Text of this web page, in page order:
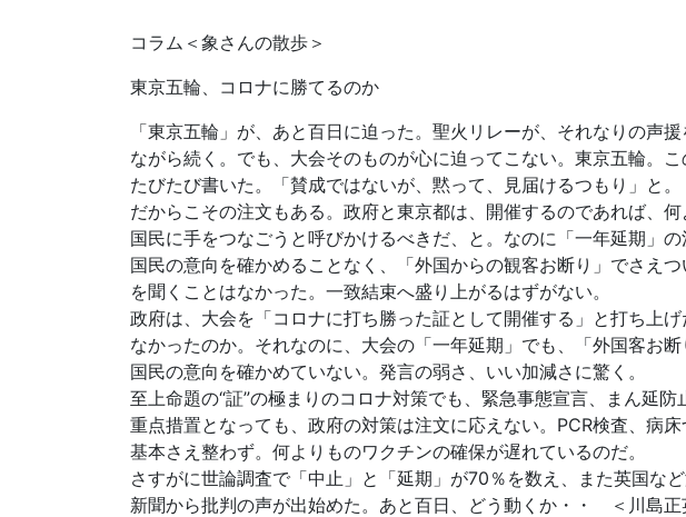
コラム＜象さんの散歩＞
東京五輪、コロナに勝てるのか
「東京五輪」が、あと百日に迫った。聖火リレーが、それなりの声
ながら続く。でも、大会そのものが心に迫ってこない。東京五輪。こ
たびたび書いた。「賛成ではないが、黙って、見届けるつもり」と。
だからこその注文もある。政府と東京都は、開催するのであれば、何
国民に手をつなごうと呼びかけるべきだ、と。なのに「一年延期」の
国民の意向を確かめることなく、「外国からの観客お断り」でさえ
を聞くことはなかった。一致結束へ盛り上がるはずがない。
政府は、大会を「コロナに打ち勝った証として開催する」と打ち上
なかったのか。それなのに、大会の「一年延期」でも、「外国客お断
国民の意向を確かめていない。発言の弱さ、いい加減さに驚く。
至上命題の“証”の極まりのコロナ対策でも、緊急事態宣言、まん延防
重点措置となっても、政府の対策は注文に応えない。PCR検査、病
基本さえ整わず。何よりものワクチンの確保が遅れているのだ。
さすがに世論調査で「中止」と「延期」が70％を数え、また英国な
新聞から批判の声が出始めた。あと百日、どう動くか・・ ＜川島正